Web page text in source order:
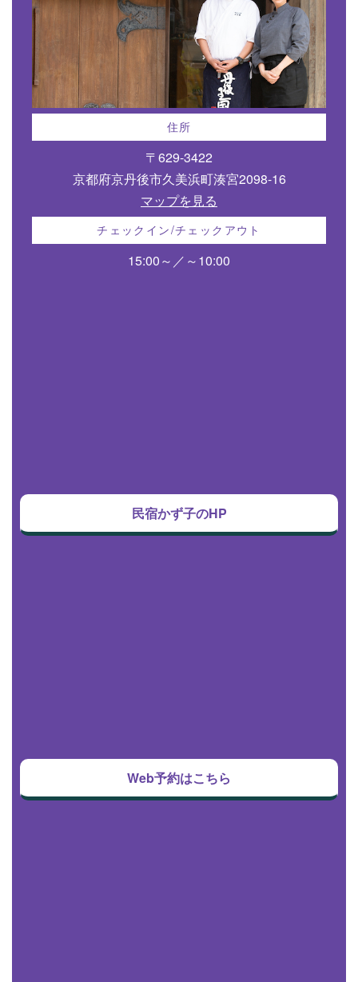
住所
〒629-3422
京都府京丹後市久美浜町湊宮2098-16
マップを見る
チェックイン/チェックアウト
15:00～／～10:00
民宿かず子のHP
Web予約はこちら